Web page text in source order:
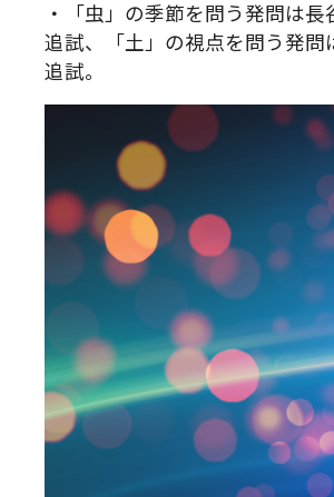
・「虫」の季節を問う発問は長
追試、「土」の視点を問う発問
追試。